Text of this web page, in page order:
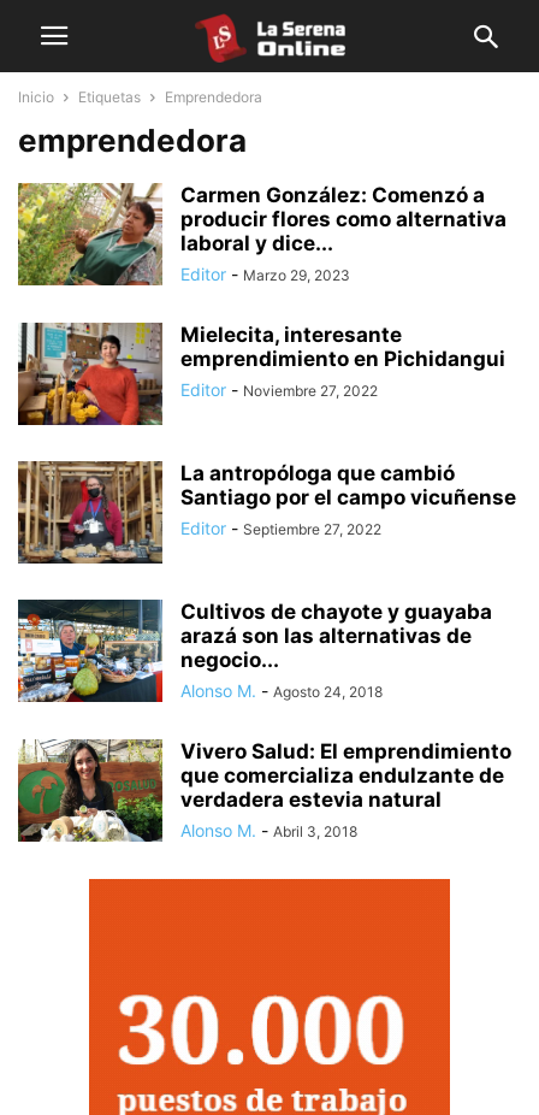
Inicio Etiquetas Emprendedora
emprendedora
Carmen González: Comenzó a
producir flores como alternativa
laboral y dice...
Editor - Marzo 29, 2023
Mielecita, interesante
emprendimiento en Pichidangui
Editor - Noviembre 27, 2022
La antropóloga que cambió
Santiago por el campo vicuñense
Editor - Septiembre 27, 2022
Cultivos de chayote y guayaba
arazá son las alternativas de
negocio...
Alonso M. - Agosto 24, 2018
Vivero Salud: El emprendimiento
que comercializa endulzante de
verdadera estevia natural
Alonso M. - Abril 3, 2018